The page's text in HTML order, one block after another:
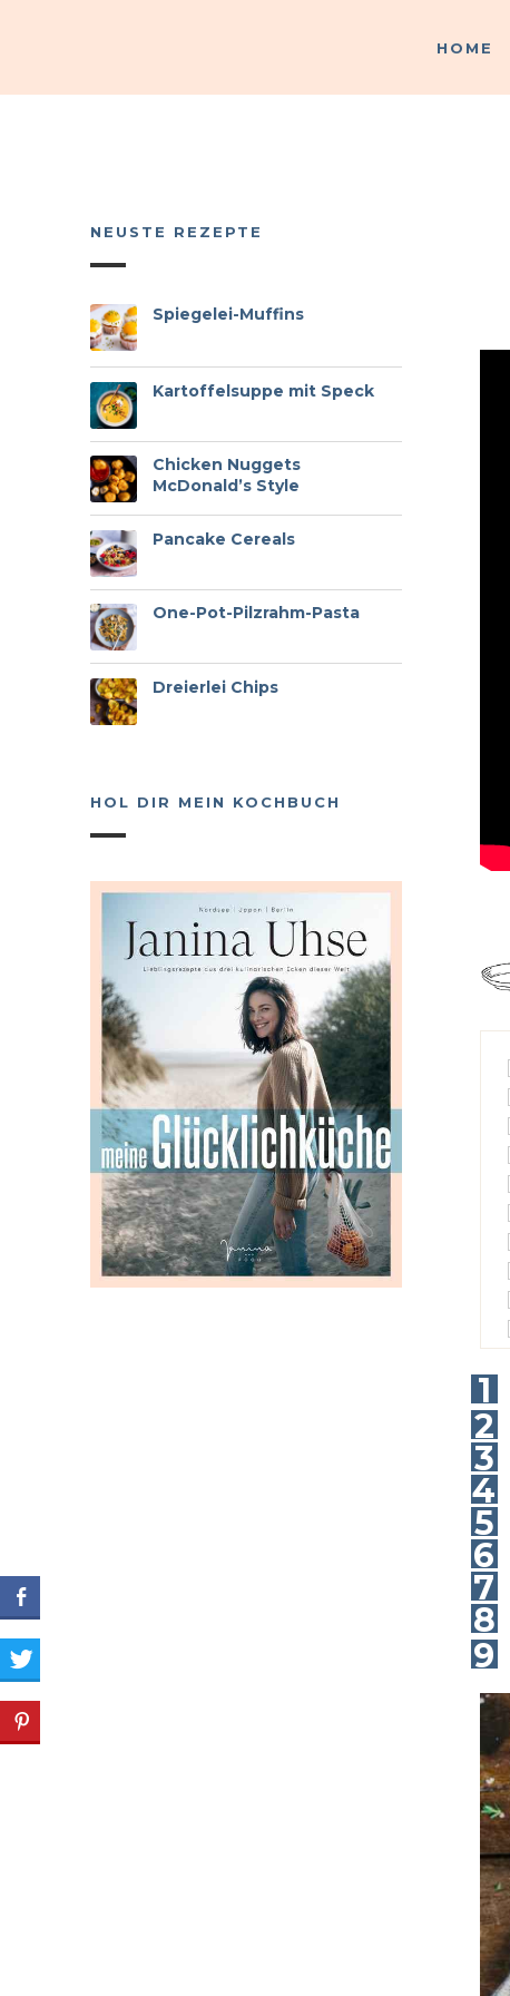
HOME
1
2
3
4
5
6
7
8
9
NEUSTE REZEPTE
Spiegelei-Muffins
Kartoffelsuppe mit Speck
Chicken Nuggets
McDonald’s Style
Pancake Cereals
One-Pot-Pilzrahm-Pasta
Dreierlei Chips
HOL DIR MEIN KOCHBUCH